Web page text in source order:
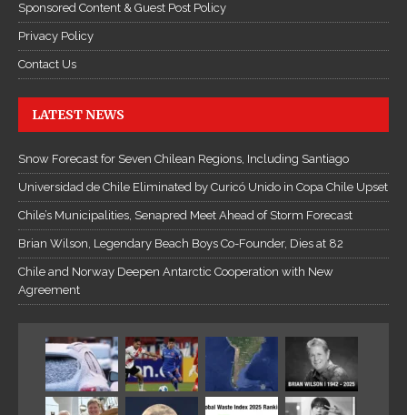
T
r
u
y
n
K
i
ế
m
H
i
ệ
p
Sponsored Content & Guest Post Policy
Privacy Policy
Contact Us
LATEST NEWS
Snow Forecast for Seven Chilean Regions, Including Santiago
Universidad de Chile Eliminated by Curicó Unido in Copa Chile Upset
Chile’s Municipalities, Senapred Meet Ahead of Storm Forecast
Brian Wilson, Legendary Beach Boys Co-Founder, Dies at 82
Chile and Norway Deepen Antarctic Cooperation with New
Agreement